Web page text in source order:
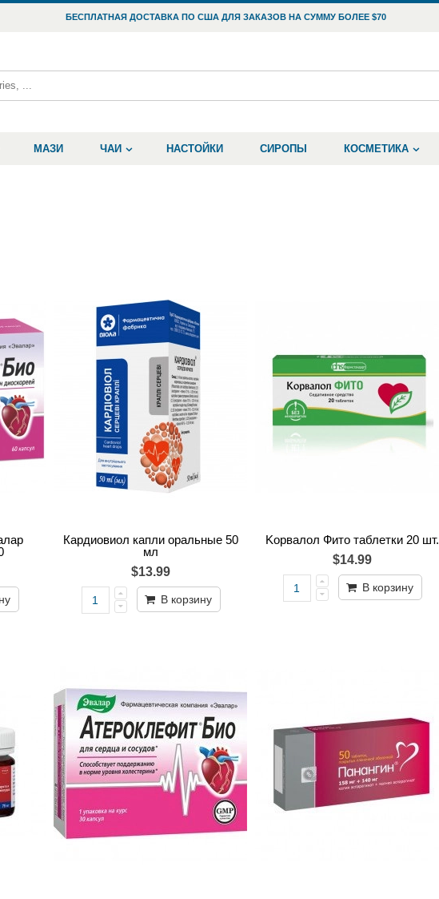
БЕСПЛАТНАЯ ДОСТАВКА ПО США ДЛЯ ЗАКАЗОВ НА СУММУ БОЛЕЕ $70
МАЗИ ЧАИ НАСТОЙКИ СИРОПЫ КОСМЕТИКА
Кардиовиол капли оральные 50
мл
$13.99
В корзину
Kорвалол Фито таблетки 20 шт.
$14.99
В корзину